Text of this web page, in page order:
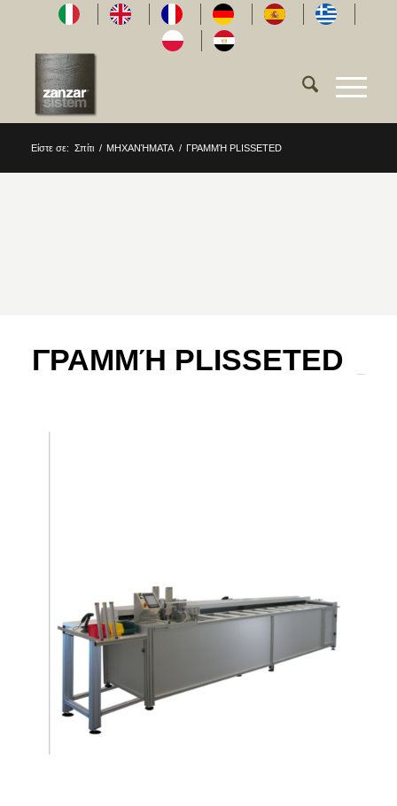
Είστε σε: Σπίτι / ΜΗΧΑΝΉΜΑΤΑ / ΓΡΑΜΜΉ PLISSETED
ΓΡΑΜΜΉ PLISSETED